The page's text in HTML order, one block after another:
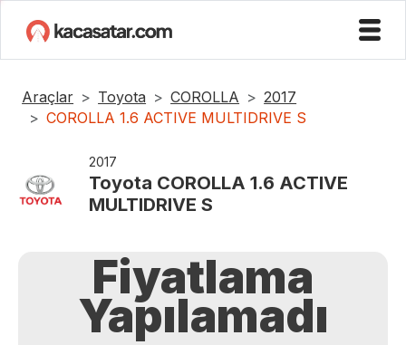
Araçlar Toyota COROLLA
2017
COROLLA 1.6 ACTIVE MULTIDRIVE S
2017
Toyota COROLLA 1.6 ACTIVE
MULTIDRIVE S
Fiyatlama
Yapılamadı